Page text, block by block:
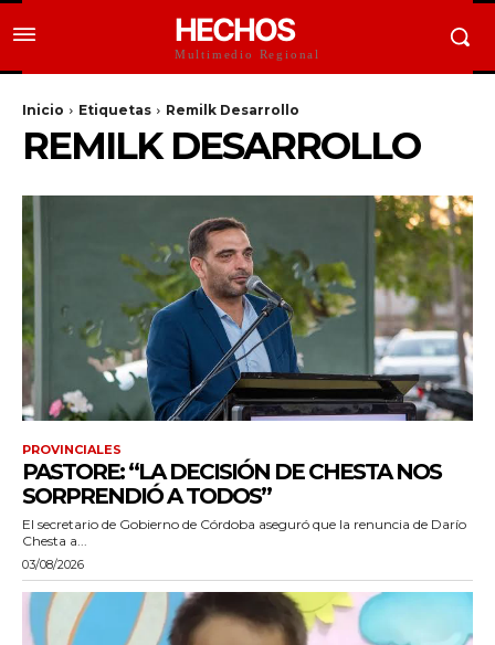
HECHOS
Multimedio Regional
Inicio Etiquetas Remilk Desarrollo
REMILK DESARROLLO
PROVINCIALES
PASTORE: “LA DECISIÓN DE CHESTA NOS
SORPRENDIÓ A TODOS”
El secretario de Gobierno de Córdoba aseguró que la renuncia de Darío
Chesta a...
03/08/2026